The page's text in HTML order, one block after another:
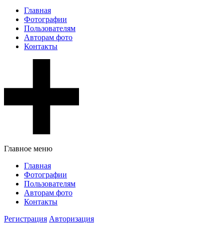
Главная
Фотографии
Пользователям
Авторам фото
Контакты
Главное меню
Главная
Фотографии
Пользователям
Авторам фото
Контакты
Регистрация Авторизация